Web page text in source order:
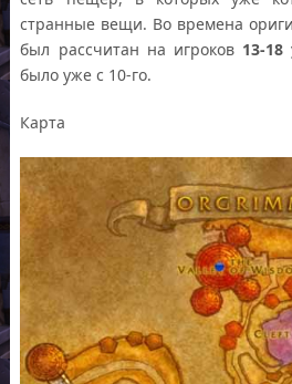
странные вещи. Во времена
был рассчитан на игроков 13-18
было уже с 10-го.
Карта